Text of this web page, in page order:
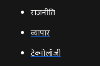
राजनीति
व्‍यापार
टेक्‍नोलॉजी